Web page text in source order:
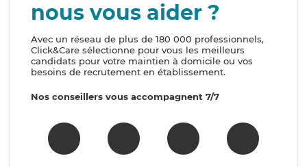
nous vous aider ?
Avec un réseau de plus de 180 000 professionnels,
Click&Care sélectionne pour vous les meilleurs
candidats pour votre maintien à domicile ou vos
besoins de recrutement en établissement.
Nos conseillers vous accompagnent 7/7